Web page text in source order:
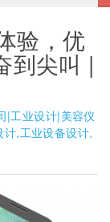
验，优
到尖叫 |
|工业设计|美容仪
,工业设备设计,